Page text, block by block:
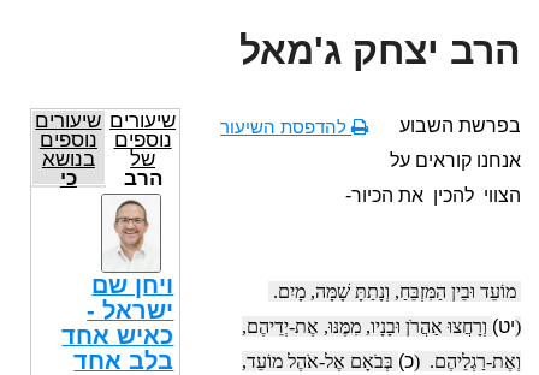
הרב יצחק ג'מאל
להדפסת השיעור
בפרשת השבוע
אנחנו קוראים על
הצווי להכין את הכיור-
מוֹעֵד וּבֵין הַמִּזְבֵּחַ, וְנָתַתָּ שָׁמָּה, מָיִם.
(יט) וְרָחֲצוּ אַהֲרֹן וּבָנָיו, מִמֶּנּוּ, אֶת-יְדֵיהֶם,
וְאֶת-רַגְלֵיהֶם. (כ) בְּבֹאָם אֶל-אֹהֶל מוֹעֵד,
שיעורים
נוספים
של
הרב
יצחק
ג'מאל
שיעורים
נוספים
בנושא
כי
ויחן שם
ישראל -
כאיש אחד
בלב אחד